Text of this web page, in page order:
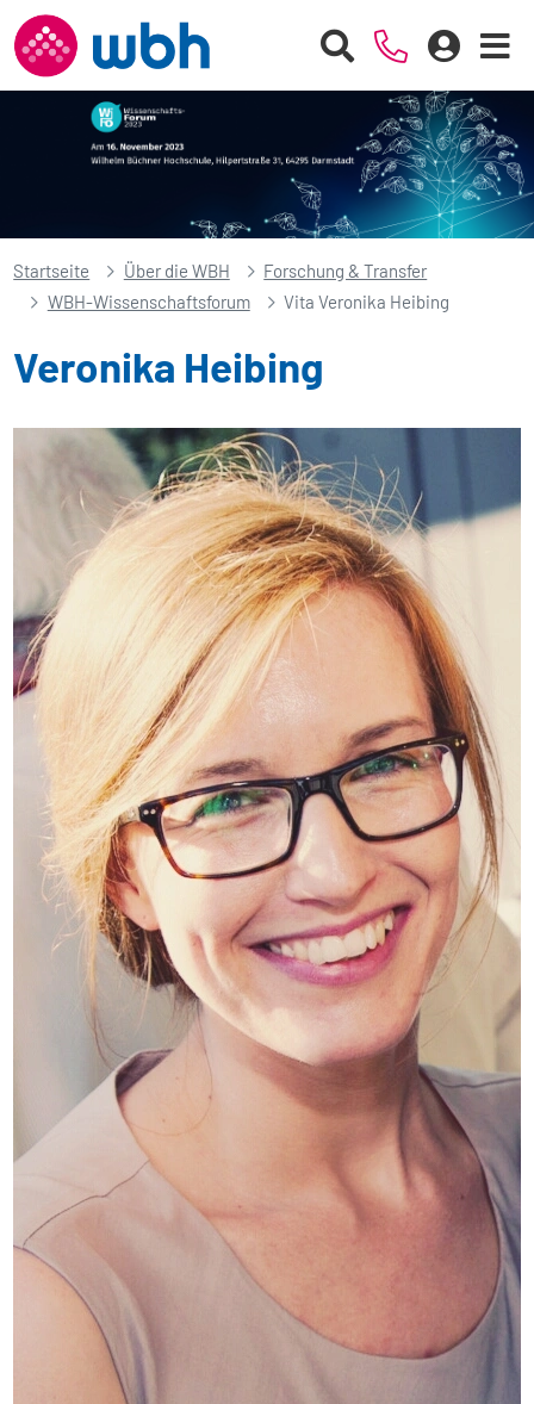
Startseite Über die WBH
Forschung & Transfer
WBH-Wissenschaftsforum
Vita Veronika Heibing
Veronika Heibing